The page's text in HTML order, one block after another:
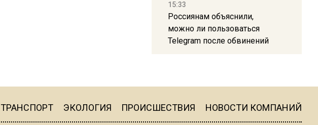
15:33
Россиянам объяснили,
можно ли пользоваться
Telegram после обвинений
литров дождя на
ТРАНСПОРТ ЭКОЛОГИЯ ПРОИСШЕСТВИЯ НОВОСТИ КОМПАНИЙ